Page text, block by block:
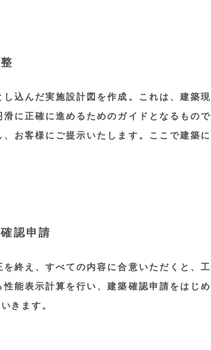
込んだ実施設計図を作成。これは、建築現
に正確に進めるためのガイドとなるもので
お客様にご提示いたします。ここで建築に
認申請
終え、すべての内容に合意いただくと、工
能表示計算を行い、建築確認申請をはじめ
きます。